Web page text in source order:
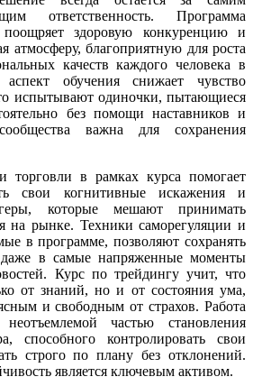
ответственность. Программа
здоровую конкуренцию и
атмосферу, благоприятную для роста
качеств каждого человека в
обучения снижает чувство
испытывают одиночки, пытающиеся
без помощи наставников и
важна для сохранения
торговли в рамках курса помогает
свои когнитивные искажения и
которые мешают принимать
на рынке. Техники саморегуляции и
в программе, позволяют сохранять
в самые напряженные моменты
Курс по трейдингу учит, что
от знаний, но и от состояния ума,
и свободным от страхов. Работа
частью становления
способного контролировать свои
строго по плану без отклонений.
является ключевым активом.